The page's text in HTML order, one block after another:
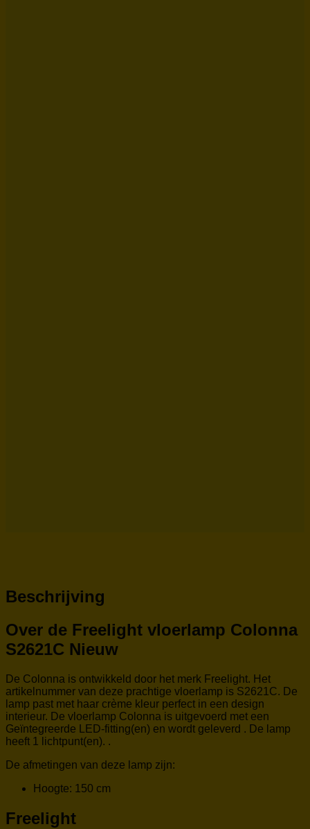
Beschrijving
Over de Freelight vloerlamp Colonna
S2621C Nieuw
De Colonna is ontwikkeld door het merk Freelight. Het
artikelnummer van deze prachtige vloerlamp is S2621C. De
lamp past met haar crème kleur perfect in een design
interieur. De vloerlamp Colonna is uitgevoerd met een
Geïntegreerde LED-fitting(en) en wordt geleverd . De lamp
heeft 1 lichtpunt(en). .
De afmetingen van deze lamp zijn:
Hoogte: 150 cm
Freelight